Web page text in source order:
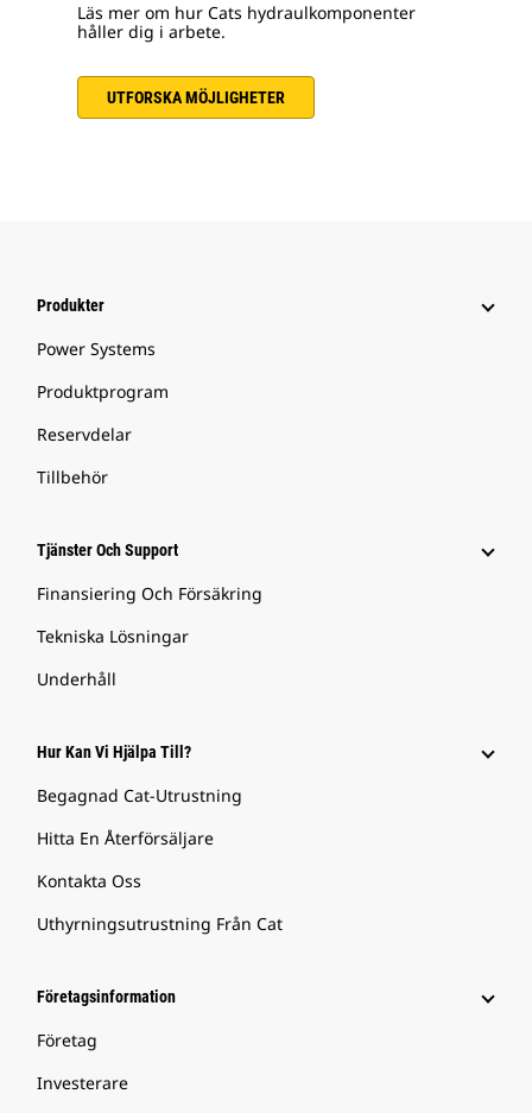
Läs mer om hur Cats hydraulkomponenter
håller dig i arbete.
UTFORSKA MÖJLIGHETER
Produkter
Power Systems
Produktprogram
Reservdelar
Tillbehör
Tjänster Och Support
Finansiering Och Försäkring
Tekniska Lösningar
Underhåll
Hur Kan Vi Hjälpa Till?
Begagnad Cat-Utrustning
Hitta En Återförsäljare
Kontakta Oss
Uthyrningsutrustning Från Cat
Företagsinformation
Företag
Investerare